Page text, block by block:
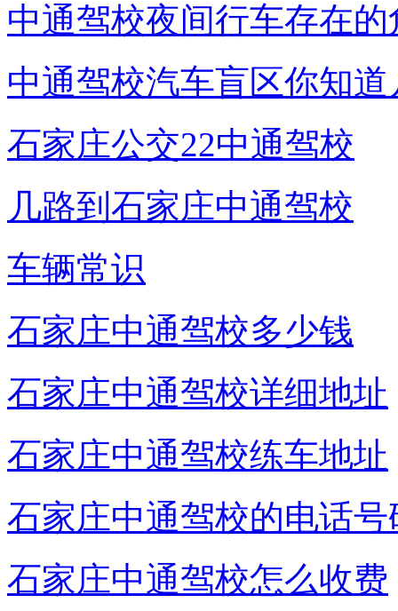
中通驾校夜间行车存在的
中通驾校汽车盲区你知道
石家庄公交22中通驾校
几路到石家庄中通驾校
车辆常识
石家庄中通驾校多少钱
石家庄中通驾校详细地址
石家庄中通驾校练车地址
石家庄中通驾校的电话号
石家庄中通驾校怎么收费